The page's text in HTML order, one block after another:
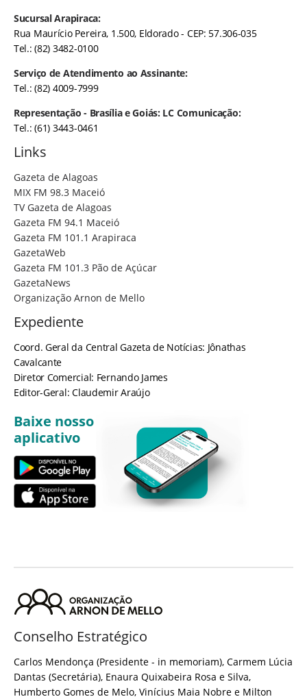
Sucursal Arapiraca:
Rua Maurício Pereira, 1.500, Eldorado - CEP: 57.306-035
Tel.: (82) 3482-0100
Serviço de Atendimento ao Assinante:
Tel.: (82) 4009-7999
Representação - Brasília e Goiás: LC Comunicação:
Tel.: (61) 3443-0461
Links
Gazeta de Alagoas
MIX FM 98.3 Maceió
TV Gazeta de Alagoas
Gazeta FM 94.1 Maceió
Gazeta FM 101.1 Arapiraca
GazetaWeb
Gazeta FM 101.3 Pão de Açúcar
GazetaNews
Organização Arnon de Mello
Expediente
Coord. Geral da Central Gazeta de Notícias: Jônathas
Cavalcante
Diretor Comercial: Fernando James
Editor-Geral: Claudemir Araújo
Baixe nosso
aplicativo
Conselho Estratégico
Carlos Mendonça (Presidente - in memoriam), Carmem Lúcia
Dantas (Secretária), Enaura Quixabeira Rosa e Silva,
Humberto Gomes de Melo, Vinícius Maia Nobre e Milton